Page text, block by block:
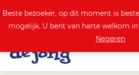
Actuele aanbod
Beste bezoeker, op dit moment is
mogelijk. U bent van harte welkom
Negeren